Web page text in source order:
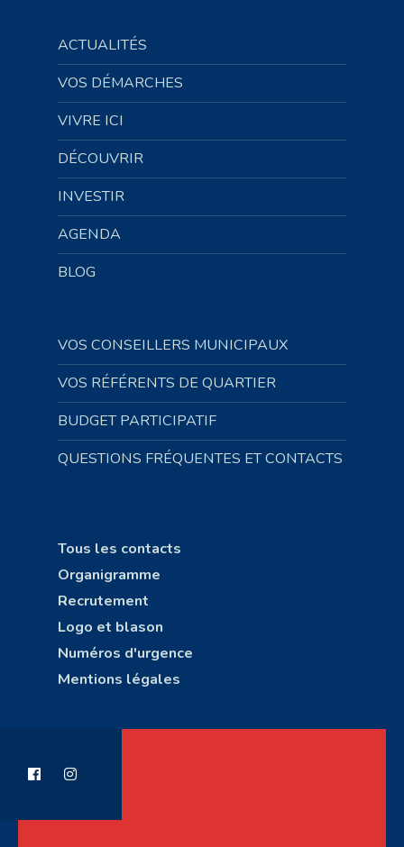
ACTUALITÉS
VOS DÉMARCHES
VIVRE ICI
DÉCOUVRIR
INVESTIR
AGENDA
BLOG
VOS CONSEILLERS MUNICIPAUX
VOS RÉFÉRENTS DE QUARTIER
BUDGET PARTICIPATIF
QUESTIONS FRÉQUENTES ET CONTACTS
Tous les contacts
Organigramme
Recrutement
Logo et blason
Numéros d'urgence
Mentions légales